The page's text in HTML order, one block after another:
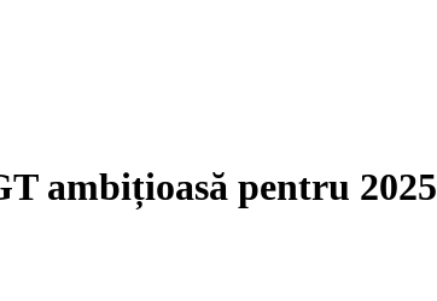
ambițioasă pentru 2025